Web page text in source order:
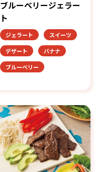
ブルーベリージェラー
ト
ジェラート
スイーツ
デザート
バナナ
ブルーベリー